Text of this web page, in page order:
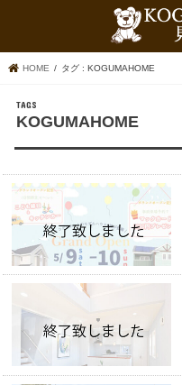
HOME タグ : KOGUMAHOME
KOGUMAHOME